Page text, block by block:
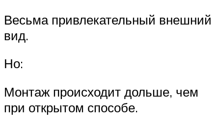
Весьма привлекательный внешний
вид.
Но:
Монтаж происходит дольше, чем
при открытом способе.